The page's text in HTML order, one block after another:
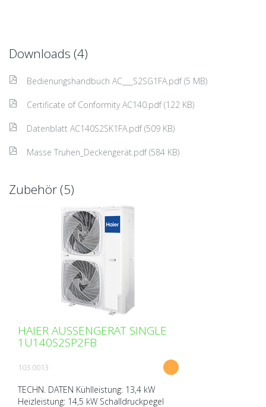
Downloads (4)
Bedienungshandbuch AC___S2SG1FA.pdf (5 MB)
Certificate of Conformity AC140.pdf (122 KB)
Datenblatt AC140S2SK1FA.pdf (509 KB)
Masse Truhen_Deckengerät.pdf (584 KB)
Zubehör (5)
HAIER AUSSENGERÄT SINGLE
1U140S2SP2FB
103.0013
TECHN. DATEN Kühlleistung: 13,4 kW
Heizleistung: 14,5 kW Schalldruckpegel